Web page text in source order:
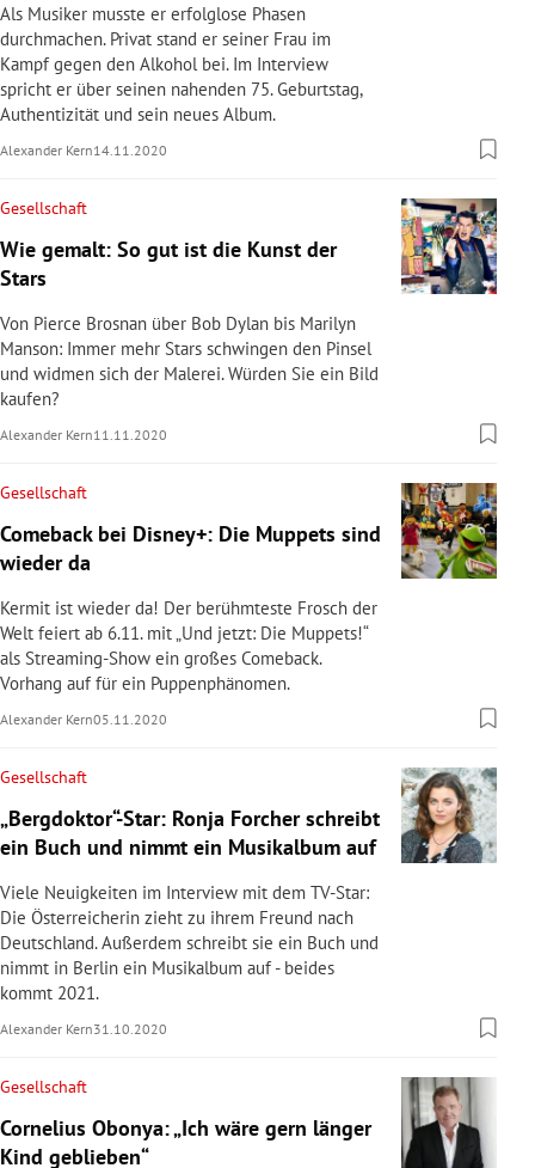
Als Musiker musste er erfolglose Phasen
durchmachen. Privat stand er seiner Frau im
Kampf gegen den Alkohol bei. Im Interview
spricht er über seinen nahenden 75. Geburtstag,
Authentizität und sein neues Album.
Alexander Kern14.11.2020
Gesellschaft
Wie gemalt: So gut ist die Kunst der
Stars
Von Pierce Brosnan über Bob Dylan bis Marilyn
Manson: Immer mehr Stars schwingen den Pinsel
und widmen sich der Malerei. Würden Sie ein Bild
kaufen?
Alexander Kern11.11.2020
Gesellschaft
Comeback bei Disney+: Die Muppets sind
wieder da
Kermit ist wieder da! Der berühmteste Frosch der
Welt feiert ab 6.11. mit „Und jetzt: Die Muppets!“
als Streaming-Show ein großes Comeback.
Vorhang auf für ein Puppenphänomen.
Alexander Kern05.11.2020
Gesellschaft
„Bergdoktor“-Star: Ronja Forcher schreibt
ein Buch und nimmt ein Musikalbum auf
Viele Neuigkeiten im Interview mit dem TV-Star:
Die Österreicherin zieht zu ihrem Freund nach
Deutschland. Außerdem schreibt sie ein Buch und
nimmt in Berlin ein Musikalbum auf - beides
kommt 2021.
Alexander Kern31.10.2020
Gesellschaft
Cornelius Obonya: „Ich wäre gern länger
Kind geblieben“